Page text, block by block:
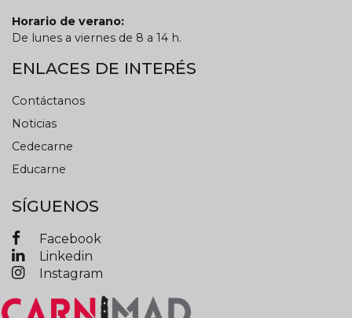
Horario de verano:
De lunes a viernes de 8 a 14 h.
ENLACES DE INTERÉS
Contáctanos
Noticias
Cedecarne
Educarne
SÍGUENOS
Facebook
Linkedin
Instagram